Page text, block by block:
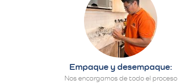
Empaque y desempaque:
Nos encargamos de todo el proceso